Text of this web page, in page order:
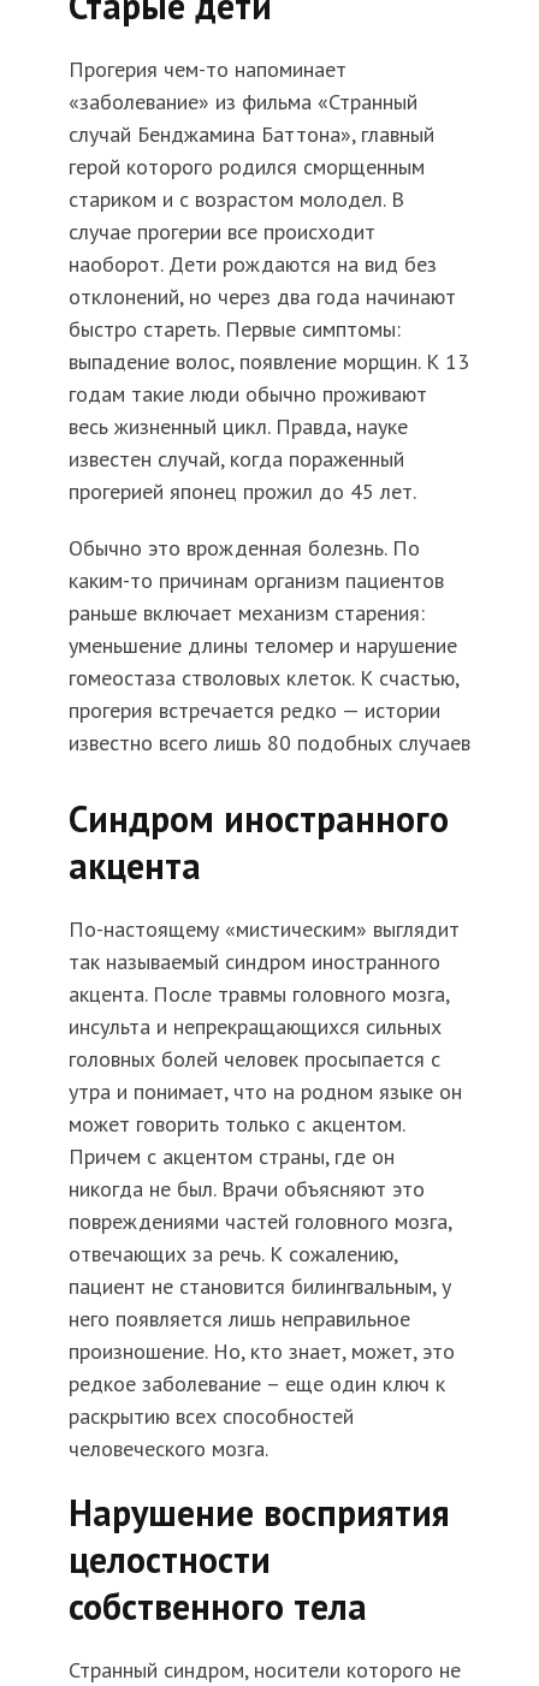
Прогерия чем-то напоминает
«заболевание» из фильма «Странный
случай Бенджамина Баттона», главный
герой которого родился сморщенным
стариком и с возрастом молодел. В
случае прогерии все происходит
наоборот. Дети рождаются на вид без
отклонений, но через два года начинают
быстро стареть. Первые симптомы:
выпадение волос, появление морщин. К 13
годам такие люди обычно проживают
весь жизненный цикл. Правда, науке
известен случай, когда пораженный
прогерией японец прожил до 45 лет.
Обычно это врожденная болезнь. По
каким-то причинам организм пациентов
раньше включает механизм старения:
уменьшение длины теломер и нарушение
гомеостаза стволовых клеток. К счастью,
прогерия встречается редко — истории
известно всего лишь 80 подобных случаев
Синдром иностранного
акцента
По-настоящему «мистическим» выглядит
так называемый синдром иностранного
акцента. После травмы головного мозга,
инсульта и непрекращающихся сильных
головных болей человек просыпается с
утра и понимает, что на родном языке он
может говорить только с акцентом.
Причем с акцентом страны, где он
никогда не был. Врачи объясняют это
повреждениями частей головного мозга,
отвечающих за речь. К сожалению,
пациент не становится билингвальным, у
него появляется лишь неправильное
произношение. Но, кто знает, может, это
редкое заболевание – еще один ключ к
раскрытию всех способностей
человеческого мозга.
Нарушение восприятия
целостности
собственного тела
Странный синдром, носители которого не